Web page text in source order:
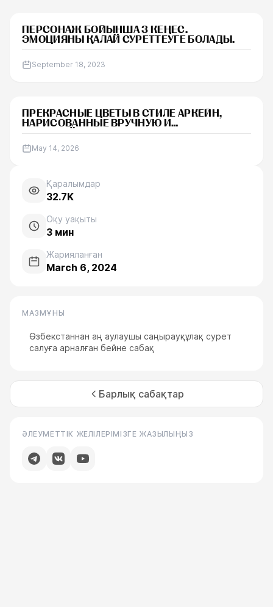
ПЕРСОНАЖ БОЙЫНША 3 КЕҢЕС.
ЭМОЦИЯНЫ ҚАЛАЙ СУРЕТТЕУГЕ БОЛАДЫ.
September 18, 2023
ПРЕКРАСНЫЕ ЦВЕТЫ В СТИЛЕ АРКЕЙН,
НАРИСОВАННЫЕ ВРУЧНУЮ И
ВОПЛОЩЁННЫЕ В 3D
May 14, 2026
Қаралымдар
32.7K
Оқу уақыты
3 мин
Жарияланған
March 6, 2024
МАЗМҰНЫ
Өзбекстаннан аң аулаушы саңырауқұлақ сурет
салуға арналған бейне сабақ
Барлық сабақтар
ӘЛЕУМЕТТІК ЖЕЛІЛЕРІМІЗГЕ ЖАЗЫЛЫҢЫЗ